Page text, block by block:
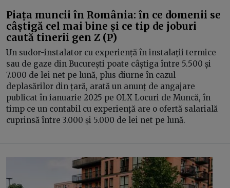
Piața muncii în România: în ce domenii se
câștigă cel mai bine și ce tip de joburi
caută tinerii gen Z (P)
Un sudor-instalator cu experiență în instalații termice
sau de gaze din București poate câștiga între 5.500 și
7.000 de lei net pe lună, plus diurne în cazul
deplasărilor din țară, arată un anunț de angajare
publicat în ianuarie 2025 pe OLX Locuri de Muncă, în
timp ce un contabil cu experiență are o ofertă salarială
cuprinsă între 3.000 și 5.000 de lei net pe lună.